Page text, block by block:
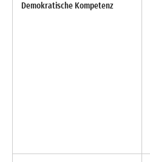
Demokratische Kompetenz